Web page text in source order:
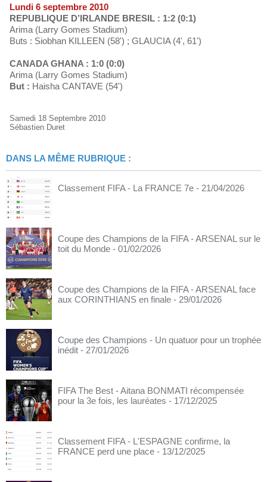
Lundi 6 septembre 2010
REPUBLIQUE D’IRLANDE BRESIL : 1:2 (0:1)
Arima (Larry Gomes Stadium)
Buts : Siobhan KILLEEN (58') ; GLAUCIA (4', 61')
CANADA GHANA : 1:0 (0:0)
Arima (Larry Gomes Stadium)
But : Haisha CANTAVE (54')
Samedi 18 Septembre 2010
Sébastien Duret
DANS LA MÊME RUBRIQUE :
Classement FIFA - La FRANCE 7e - 21/04/2026
Coupe des Champions de la FIFA - ARSENAL sur le
toit du Monde - 01/02/2026
Coupe des Champions de la FIFA - ARSENAL face
aux CORINTHIANS en finale - 29/01/2026
Coupe des Champions - Un quatuor pour un trophée
inédit - 27/01/2026
FIFA The Best - Aitana BONMATI récompensée
pour la 3e fois, les lauréates - 17/12/2025
Classement FIFA - L'ESPAGNE confirme, la
FRANCE perd une place - 13/12/2025